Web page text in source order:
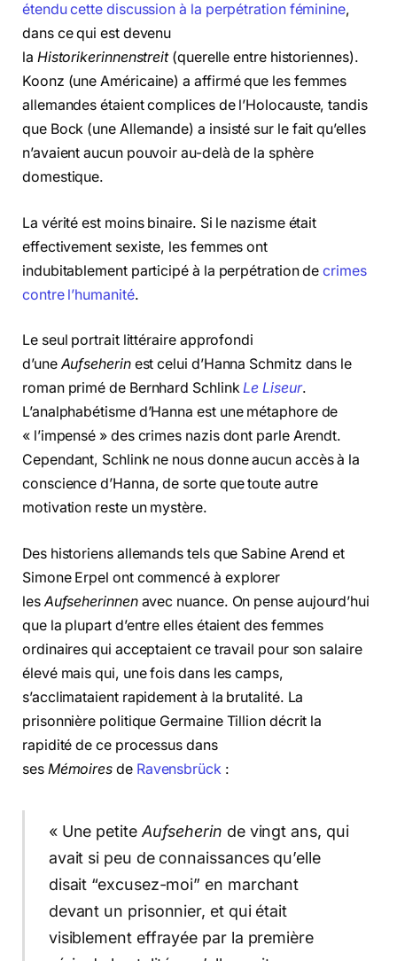
étendu cette discussion à la perpétration féminine,
dans ce qui est devenu
la Historikerinnenstreit(querelle entre historiennes).
Koonz (une Américaine) a affirmé que les femmes
allemandes étaient complices de l’Holocauste, tandis
que Bock (une Allemande) a insisté sur le fait qu’elles
n’avaient aucun pouvoir au-delà de la sphère
domestique.
La vérité est moins binaire. Si le nazisme était
effectivement sexiste, les femmes ont
indubitablement participé à la perpétration decrimes
contre l’humanité.
Le seul portrait littéraire approfondi
d’une Aufseherinest celui d’Hanna Schmitz dans le
roman primé de Bernhard SchlinkLe Liseur.
L’analphabétisme d’Hanna est une métaphore de
« l’impensé » des crimes nazis dont parle Arendt.
Cependant, Schlink ne nous donne aucun accès à la
conscience d’Hanna, de sorte que toute autre
motivation reste un mystère.
Des historiens allemands tels que Sabine Arend et
Simone Erpel ont commencé à explorer
les Aufseherinnenavec nuance. On pense aujourd’hui
que la plupart d’entre elles étaient des femmes
ordinaires qui acceptaient ce travail pour son salaire
élevé mais qui, une fois dans les camps,
s’acclimataient rapidement à la brutalité. La
prisonnière politique Germaine Tillion décrit la
rapidité de ce processus dans
ses Mémoires de Ravensbrück :
« Une petite Aufseherin de vingt ans, qui
avait si peu de connaissances qu’elle
disait “excusez-moi” en marchant
devant un prisonnier, et qui était
visiblement effrayée par la première